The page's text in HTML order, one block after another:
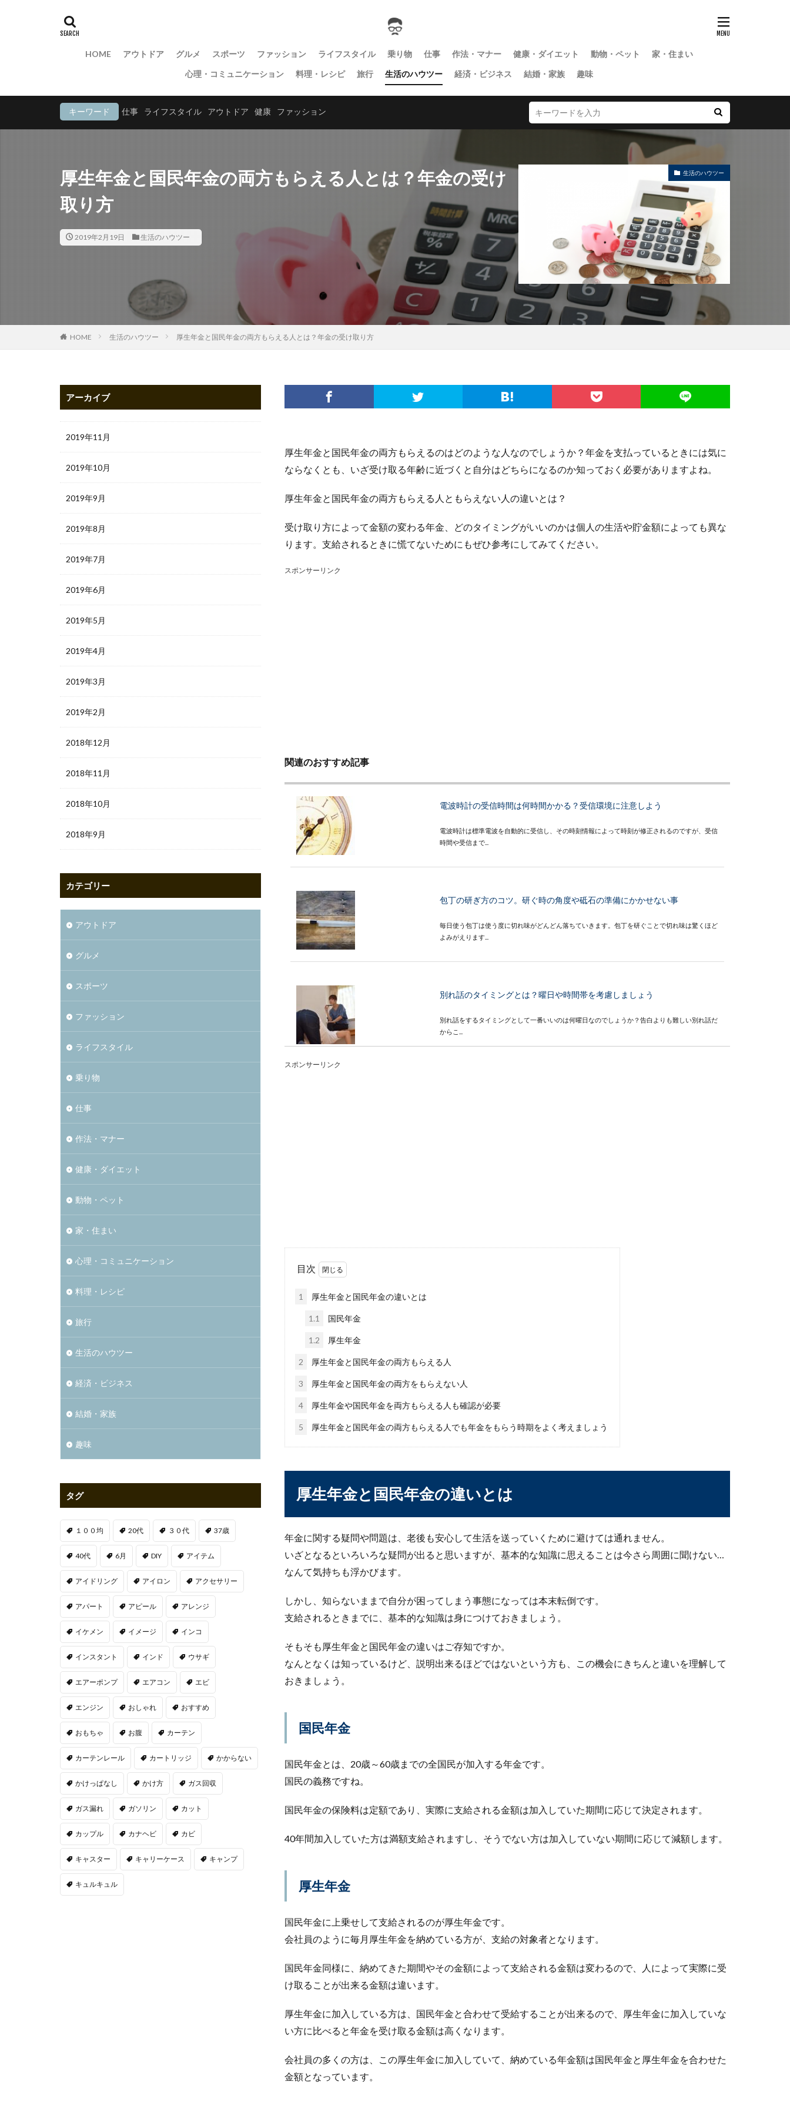
HOME アウトドア グルメ スポーツ ファッション ライフスタイル 乗り物 仕事 作法・マナー 健康・ダイエット 動物・ペット
家・住まい
心理・コミュニケーション
料理・レシピ 旅行 生活のハウツー 経済・ビジネス 結婚・家族 趣味
キーワード 仕事 ライフスタイル アウトドア 健康 ファッション
厚生年金と国民年金の両方もらえる人とは？年金の受け
取り方
2019年2月19日 生活のハウツー
生活のハウツー
HOME 生活のハウツー 厚生年金と国民年金の両方もらえる人とは？年金の受け取り方
厚生年金と国民年金の両方もらえるのはどのような人なのでしょうか？年金を支払っているときには気に
ならなくとも、いざ受け取る年齢に近づくと自分はどちらになるのか知っておく必要がありますよね。
厚生年金と国民年金の両方もらえる人ともらえない人の違いとは？
受け取り方によって金額の変わる年金、どのタイミングがいいのかは個人の生活や貯金額によっても異な
ります。支給されるときに慌てないためにもぜひ参考にしてみてください。
スポンサーリンク
関連のおすすめ記事
電波時計の受信時間は何時間かかる？受信環境に注意しよう
電波時計は標準電波を自動的に受信し、その時刻情報によって時刻が修正されるのですが、受信
時間や受信まで...
包丁の研ぎ方のコツ。研ぐ時の角度や砥石の準備にかかせない事
毎日使う包丁は使う度に切れ味がどんどん落ちていきます。包丁を研ぐことで切れ味は驚くほど
よみがえります...
別れ話のタイミングとは？曜日や時間帯を考慮しましょう
別れ話をするタイミングとして一番いいのは何曜日なのでしょうか？告白よりも難しい別れ話だ
からこ...
誕生日の過ごし方にはさまざまなものがあります。友達を呼んでワイワイ騒いだり、家族が一堂
一人暮らしを始めるにあたって、いろいろなものを用意する必要がありますよね。 その中で
も、部屋の...
一人暮らしの食事・外食でコスパを良くする食事のコツを解説
声質と...
自分の住んでいる街の中を車で走っていると、ガソリンスタンドの数が減っていることに気づか
されますよね。...
女性の本音と建前ほど難しいものはありませんよね。どうして本音と建前が逆になってしまうこ
とがあるのでし...
スポンサーリンク
目次
1 厚生年金と国民年金の違いとは
1.1 国民年金
1.2 厚生年金
2 厚生年金と国民年金の両方もらえる人
3 厚生年金と国民年金の両方をもらえない人
4 厚生年金や国民年金を両方もらえる人も確認が必要
5 厚生年金と国民年金の両方もらえる人でも年金をもらう時期をよく考えましょう
厚生年金と国民年金の違いとは
年金に関する疑問や問題は、老後も安心して生活を送っていくために避けては通れません。
いざとなるといろいろな疑問が出ると思いますが、基本的な知識に思えることは今さら周囲に聞けない…
なんて気持ちも浮かびます。
しかし、知らないままで自分が困ってしまう事態になっては本末転倒です。
支給されるときまでに、基本的な知識は身につけておきましょう。
そもそも厚生年金と国民年金の違いはご存知ですか。
なんとなくは知っているけど、説明出来るほどではないという方も、この機会にきちんと違いを理解して
おきましょう。
国民年金
国民年金とは、20歳～60歳までの全国民が加入する年金です。
国民の義務ですね。
国民年金の保険料は定額であり、実際に支給される金額は加入していた期間に応じて決定されます。
40年間加入していた方は満額支給されますし、そうでない方は加入していない期間に応じて減額します。
厚生年金
国民年金に上乗せして支給されるのが厚生年金です。
会社員のように毎月厚生年金を納めている方が、支給の対象者となります。
国民年金同様に、納めてきた期間やその金額によって支給される金額は変わるので、人によって実際に受
け取ることが出来る金額は違います。
厚生年金に加入している方は、国民年金と合わせて受給することが出来るので、厚生年金に加入していな
い方に比べると年金を受け取る金額は高くなります。
会社員の多くの方は、この厚生年金に加入していて、納めている年金額は国民年金と厚生年金を合わせた
金額となっています。
アーカイブ
2019年11月
2019年10月
2019年9月
2019年8月
2019年7月
2019年6月
2019年5月
2019年4月
2019年3月
2019年2月
2018年12月
2018年11月
2018年10月
2018年9月
カテゴリー
アウトドア
グルメ
スポーツ
ファッション
ライフスタイル
乗り物
仕事
作法・マナー
健康・ダイエット
動物・ペット
家・住まい
心理・コミュニケーション
料理・レシピ
旅行
生活のハウツー
経済・ビジネス
結婚・家族
趣味
タグ
１００均 20代 ３０代 37歳
40代 6月 DIY アイテム
アイドリング アイロン アクセサリー
アパート アピール アレンジ
イケメン イメージ インコ
インスタント インド ウサギ
エアーポンプ エアコン エビ
エンジン おしゃれ おすすめ
おもちゃ お腹 カーテン
カーテンレール カートリッジ かからない
かけっぱなし かけ方 ガス回収
ガス漏れ ガソリン カット
カップル カナヘビ カビ
キャスター キャリーケース キャンプ
キュルキュル